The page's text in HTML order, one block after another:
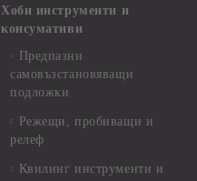
Хоби инструменти и
консумативи
Предпазни
самовъзстановяващи
подложки
Режещи, пробиващи и
релеф
Квилинг инструменти и